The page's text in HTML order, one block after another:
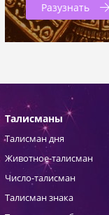
Разузнать
Талисманы
Талисман дня
Животное-талисман
Число-талисман
Талисман знака